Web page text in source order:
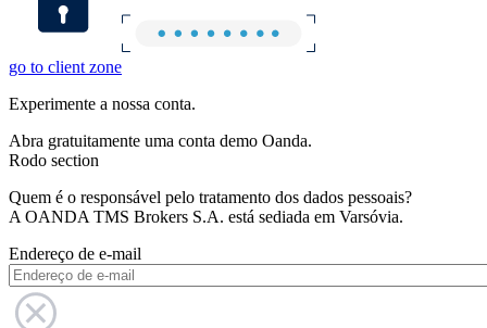
go to client zone
Experimente a nossa conta.
Abra gratuitamente uma conta demo Oanda.
Rodo section
Quem é o responsável pelo tratamento dos dados pessoais?
A OANDA TMS Brokers S.A. está sediada em Varsóvia.
Endereço de e-mail